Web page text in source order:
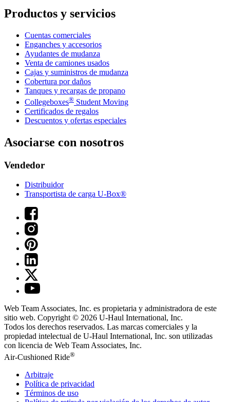
Productos y servicios
Cuentas comerciales
Enganches y accesorios
Ayudantes de mudanza
Venta de camiones usados
Cajas y suministros de mudanza
Cobertura por daños
Tanques y recargas de propano
Collegeboxes® Student Moving
Certificados de regalos
Descuentos y ofertas especiales
Asociarse con nosotros
Vendedor
Distribuidor
Transportista de carga U-Box®
Web Team Associates, Inc. es propietaria y administradora de este
sitio web. Copyright © 2026 U-Haul International, Inc.
Todos los derechos reservados. Las marcas comerciales y la
propiedad intelectual de U-Haul International, Inc. son utilizadas
con licencia de Web Team Associates, Inc.
Air-Cushioned Ride®
Arbitraje
Política de privacidad
Términos de uso